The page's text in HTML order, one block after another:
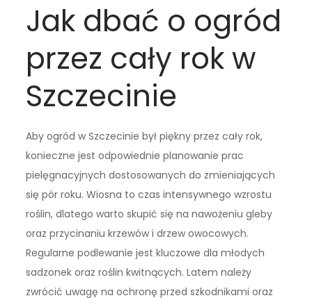
Jak dbać o ogród
przez cały rok w
Szczecinie
Aby ogród w Szczecinie był piękny przez cały rok,
konieczne jest odpowiednie planowanie prac
pielęgnacyjnych dostosowanych do zmieniających
się pór roku. Wiosna to czas intensywnego wzrostu
roślin, dlatego warto skupić się na nawożeniu gleby
oraz przycinaniu krzewów i drzew owocowych.
Regularne podlewanie jest kluczowe dla młodych
sadzonek oraz roślin kwitnących. Latem należy
zwrócić uwagę na ochronę przed szkodnikami oraz